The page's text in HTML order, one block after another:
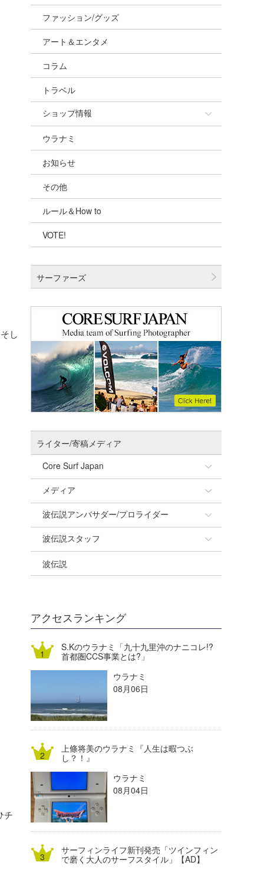
し
チ
ファッション/グッズ
アート＆エンタメ
コラム
トラベル
ショップ情報
ショップ情報
湘南
千葉北
伊豆
千葉南
四国
沖縄
ウラナミ
お知らせ
その他
ルール＆How to
VOTE!
サーファーズ
ライター/寄稿メディア
Core Surf Japan
Naoya Kimoto
mitsuteru Kamio
Yasunari Inoue
Yoshiyuki Obata
DELTA FORCE SURF
熊谷素子
メディア
SURFMEDIA
Colors MAGAZINE
WAVAL
波伝説アンバサダー/プロライダー
福島寿実子
中浦“JET”章
進士剛光
植村未来
大野”MAR”修聖
喜納海人
波伝説スタッフ
☆加藤
Aichan
ECE
H
KID
KOBU
KY
MIN
mitz
OYZ
波伝説
アクセスランキング
S.Kのウラナミ「九十九里沖のナニコレ!?
首都圏CCS事業とは?」
ウラナミ
08月06日
上條将美のウラナミ『人生は暇つぶ
し？！』
ウラナミ
08月04日
サーフィンライフ新刊発売「ツインフィン
で磨く大人のサーフスタイル」【AD】